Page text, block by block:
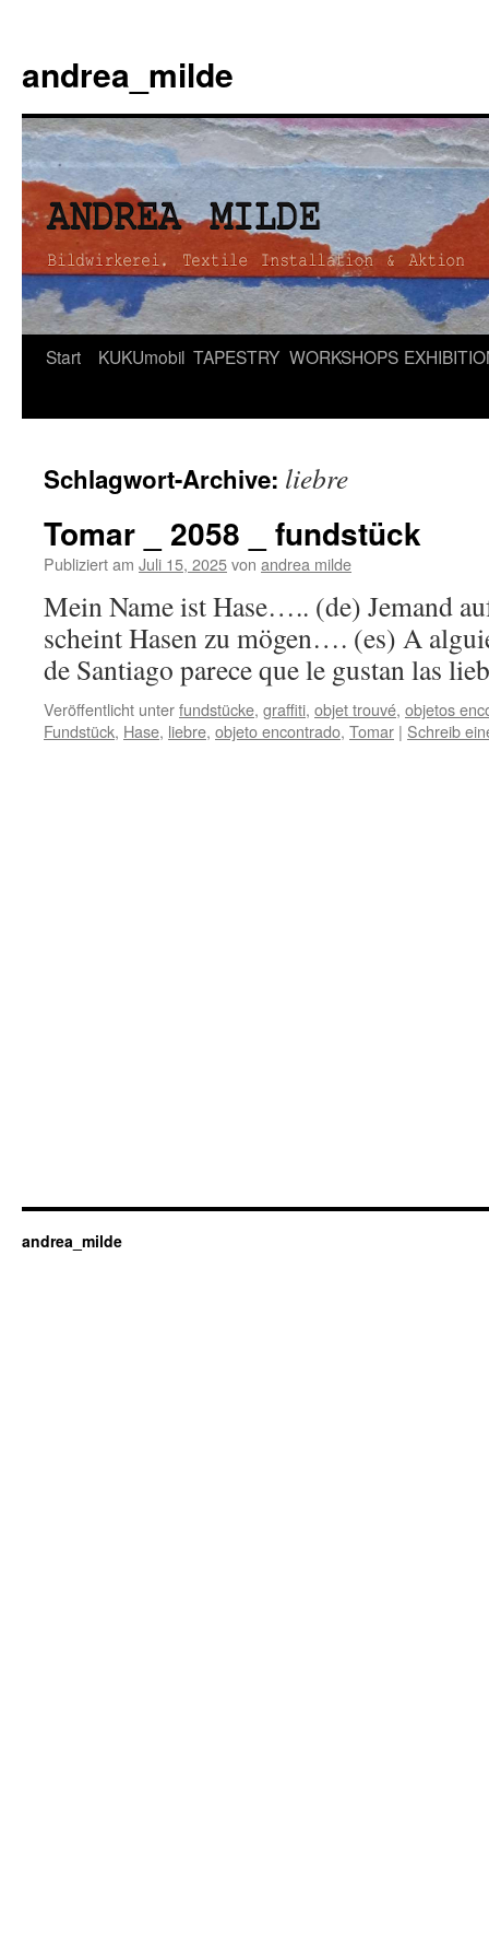
andrea_milde
Zum
Start KUKUmobil TAPESTRY WORKSHOPS
Schlagwort-Archive: liebre
Tomar _ 2058 _ fundstück
Publiziert am Juli 15, 2025von andrea milde
Mein Name ist Hase….. (de) Jemand
scheint Hasen zu mögen…. (es) A
de Santiago parece que le
Veröffentlicht unterfundstücke, graffiti, objet trouvé, objetos
Fundstück, Hase, liebre, objeto encontrado, Tomar | Schreib
andrea_milde